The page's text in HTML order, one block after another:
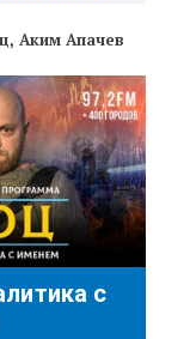
Аким Апачев
с